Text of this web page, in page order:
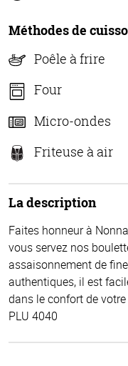
Méthodes de
Poêle à frire
Four
Micro-ondes
Friteuse à air
La description
Faites honneur à
vous servez nos
assaisonnement de
authentiques, il est
dans le confort de votre
PLU 4040